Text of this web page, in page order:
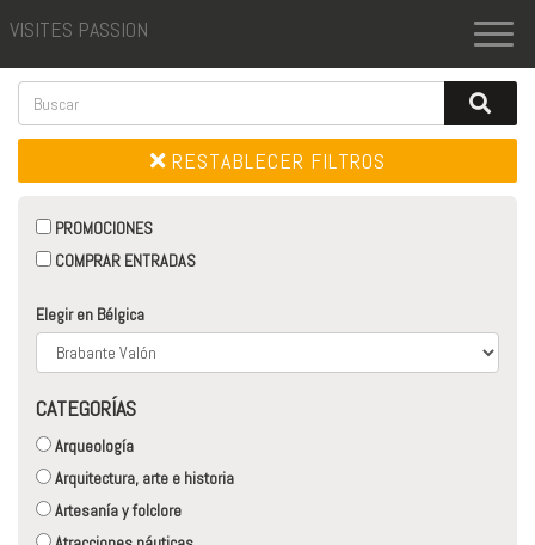
VISITES PASSION
RESTABLECER FILTROS
PROMOCIONES
COMPRAR ENTRADAS
Elegir en Bélgica
CATEGORÍAS
Arqueología
Arquitectura, arte e historia
Artesanía y folclore